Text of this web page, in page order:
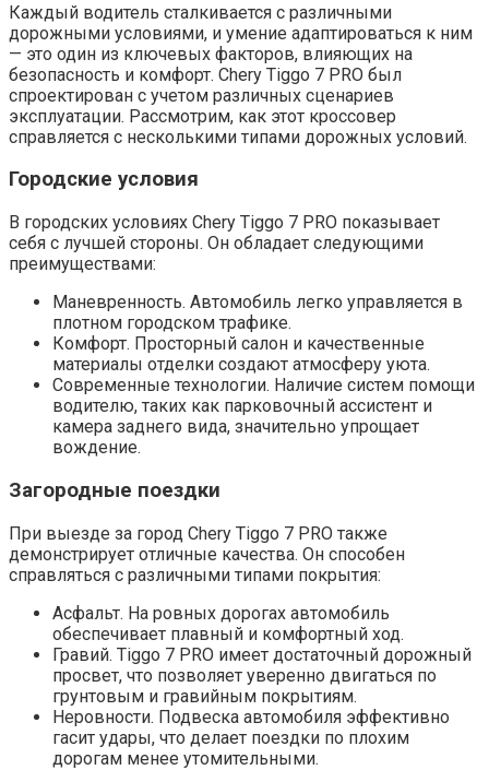
Каждый водитель сталкивается с различными
дорожными условиями, и умение адаптироваться к ним
— это один из ключевых факторов, влияющих на
безопасность и комфорт. Chery Tiggo 7 PRO был
спроектирован с учетом различных сценариев
эксплуатации. Рассмотрим, как этот кроссовер
справляется с несколькими типами дорожных условий.
Городские условия
В городских условиях Chery Tiggo 7 PRO показывает
себя с лучшей стороны. Он обладает следующими
преимуществами:
Маневренность. Автомобиль легко управляется в
плотном городском трафике.
Комфорт. Просторный салон и качественные
материалы отделки создают атмосферу уюта.
Современные технологии. Наличие систем помощи
водителю, таких как парковочный ассистент и
камера заднего вида, значительно упрощает
вождение.
Загородные поездки
При выезде за город Chery Tiggo 7 PRO также
демонстрирует отличные качества. Он способен
справляться с различными типами покрытия:
Асфальт. На ровных дорогах автомобиль
обеспечивает плавный и комфортный ход.
Гравий. Tiggo 7 PRO имеет достаточный дорожный
просвет, что позволяет уверенно двигаться по
грунтовым и гравийным покрытиям.
Неровности. Подвеска автомобиля эффективно
гасит удары, что делает поездки по плохим
дорогам менее утомительными.